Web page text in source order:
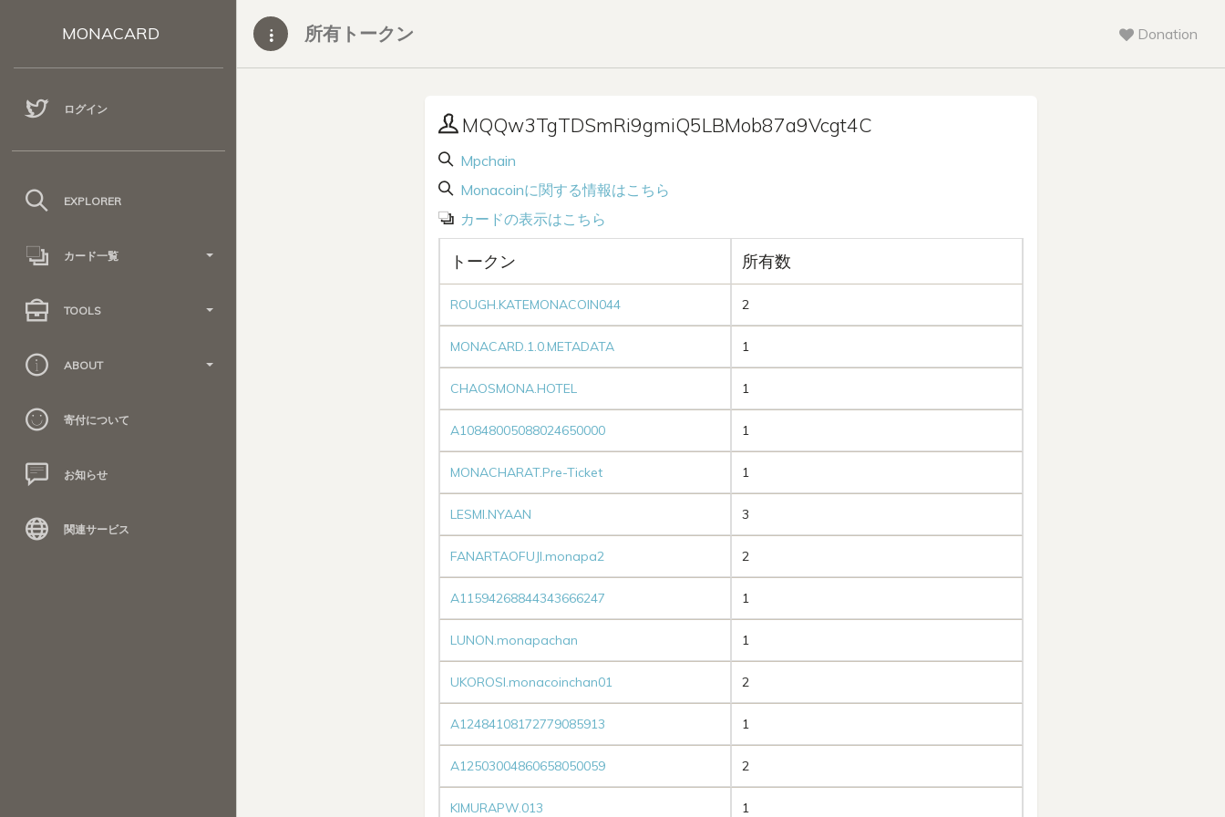
MONACARD
ログイン
EXPLORER
カード一覧
TOOLS
ABOUT
寄付について
お知らせ
関連サービス
所有トークン Donation
MQQw3TgTDSmRi9gmiQ5LBMob87a9Vcgt4C
Mpchain
Monacoinに関する情報はこちら
カードの表示はこちら
トークン 所有数
ROUGH.KATEMONACOIN044 2
MONACARD.1.0.METADATA 1
CHAOSMONA.HOTEL 1
A10848005088024650000 1
MONACHARAT.Pre-Ticket 1
LESMI.NYAAN 3
FANARTAOFUJI.monapa2 2
A11594268844343666247 1
LUNON.monapachan 1
UKOROSI.monacoinchan01 2
A12484108172779085913 1
A12503004860658050059 2
KIMURAPW.013 1